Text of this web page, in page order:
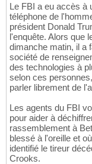
Le FBI a eu accès à
téléphone de
président Donald
l'enquête. Alors que
dimanche matin, il a
société de
des technologies à
selon ces
parler librement de
Les agents du FBI
pour aider à
rassemblement à
blessé à l'oreille et
identifié le tireur
Crooks.